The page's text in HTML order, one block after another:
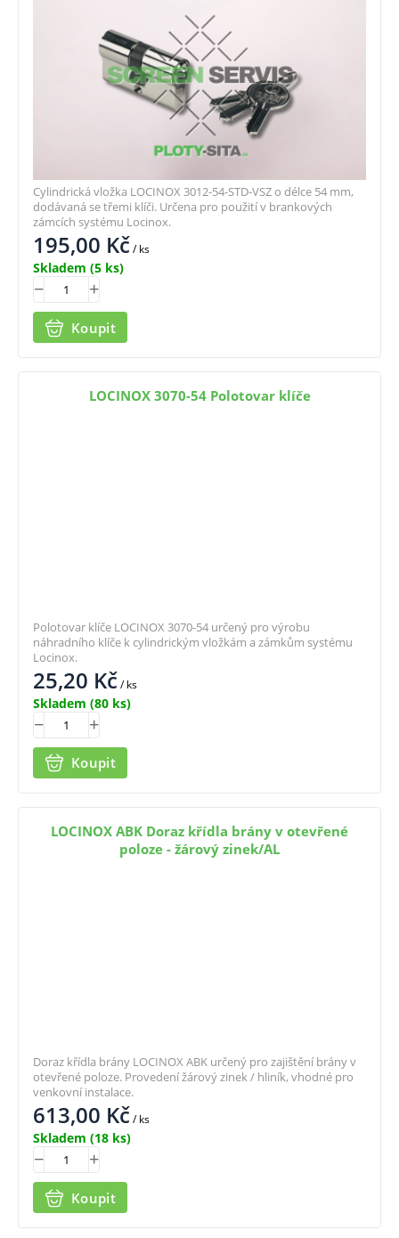
195,00 Kč/ ks
Skladem (5 ks)
Koupit
Cylindrická vložka LOCINOX 3012-54-STD-VSZ o délce 54 mm,
dodávaná se třemi klíči. Určena pro použití v brankových
zámcích systému Locinox.
LOCINOX 3070-54 Polotovar klíče
25,20 Kč/ ks
Skladem (80 ks)
Koupit
Polotovar klíče LOCINOX 3070-54 určený pro výrobu
náhradního klíče k cylindrickým vložkám a zámkům systému
Locinox.
LOCINOX ABK Doraz křídla brány v otevřené
poloze - žárový zinek/AL
613,00 Kč/ ks
Skladem (18 ks)
Koupit
Doraz křídla brány LOCINOX ABK určený pro zajištění brány v
otevřené poloze. Provedení žárový zinek / hliník, vhodné pro
venkovní instalace.